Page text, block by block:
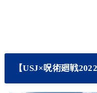
【USJ×呪術廻戦